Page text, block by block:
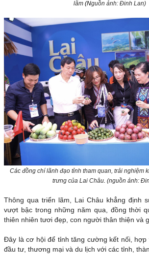
lãm (Nguồn ảnh: Đinh Lan)
Các đồng chí lãnh đạo tỉnh tham quan, trải nghiệm
trưng của Lai Châu (nguồn ảnh:
Thông qua triển lãm, Lai Châu khẳng định
vượt bậc trong những năm qua, đồng thời
thiên nhiên tươi đẹp, con người thân thiện và
Đây là cơ hội để tỉnh tăng cường kết nối, hợp
đầu tư, thương mại và du lịch với các tỉnh,